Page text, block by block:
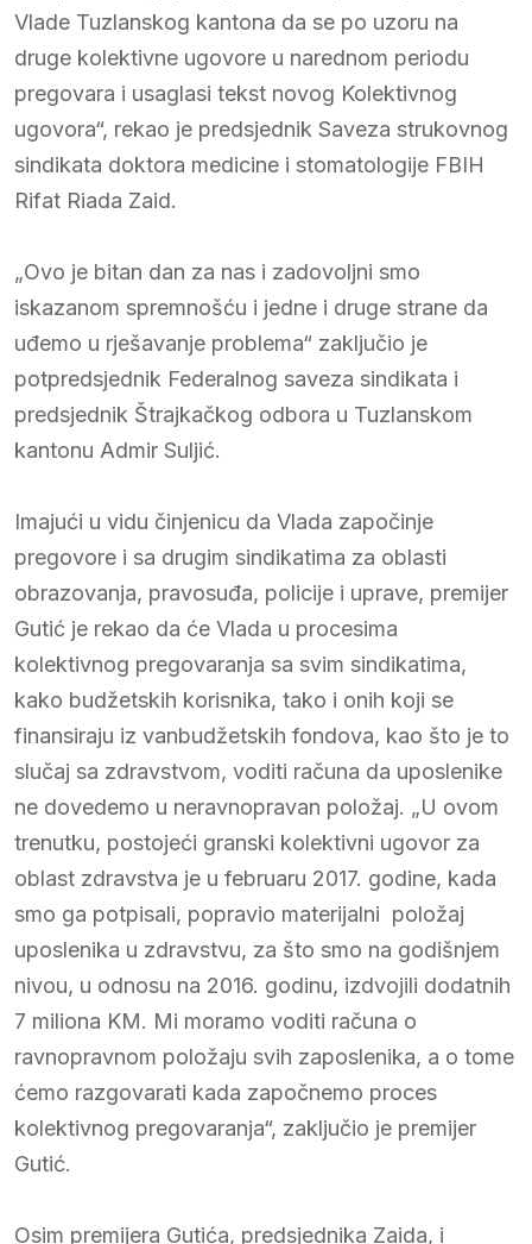
Vlade Tuzlanskog kantona da se po uzoru na
druge kolektivne ugovore u narednom periodu
pregovara i usaglasi tekst novog Kolektivnog
ugovora“, rekao je predsjednik Saveza strukovnog
sindikata doktora medicine i stomatologije FBIH
Rifat Riada Zaid.
„Ovo je bitan dan za nas i zadovoljni smo
iskazanom spremnošću i jedne i druge strane da
uđemo u rješavanje problema“ zaključio je
potpredsjednik Federalnog saveza sindikata i
predsjednik Štrajkačkog odbora u Tuzlanskom
kantonu Admir Suljić.
Imajući u vidu činjenicu da Vlada započinje
pregovore i sa drugim sindikatima za oblasti
obrazovanja, pravosuđa, policije i uprave, premijer
Gutić je rekao da će Vlada u procesima
kolektivnog pregovaranja sa svim sindikatima,
kako budžetskih korisnika, tako i onih koji se
finansiraju iz vanbudžetskih fondova, kao što je to
slučaj sa zdravstvom, voditi računa da uposlenike
ne dovedemo u neravnopravan položaj. „U ovom
trenutku, postojeći granski kolektivni ugovor za
oblast zdravstva je u februaru 2017. godine, kada
smo ga potpisali, popravio materijalni položaj
uposlenika u zdravstvu, za što smo na godišnjem
nivou, u odnosu na 2016. godinu, izdvojili dodatnih
7 miliona KM. Mi moramo voditi računa o
ravnopravnom položaju svih zaposlenika, a o tome
ćemo razgovarati kada započnemo proces
kolektivnog pregovaranja“, zaključio je premijer
Gutić.
Osim premijera Gutića, predsjednika Zaida, i